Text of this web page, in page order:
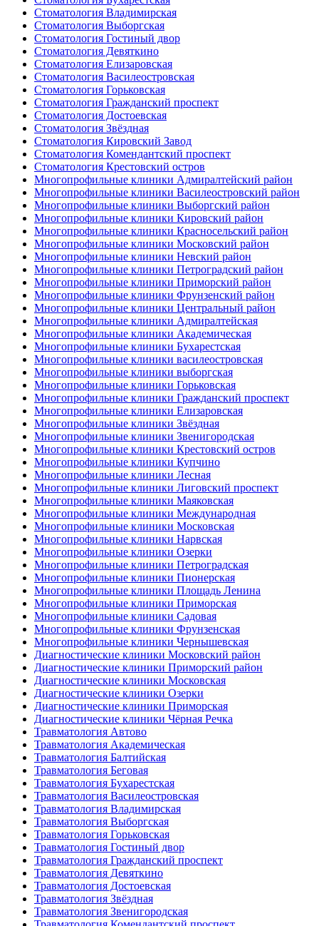
Стоматология Владимирская
Стоматология Выборгская
Стоматология Гостиный двор
Стоматология Девяткино
Стоматология Елизаровская
Стоматология Василеостровская
Стоматология Горьковская
Стоматология Гражданский проспект
Стоматология Достоевская
Стоматология Звёздная
Стоматология Кировский Завод
Стоматология Комендантский проспект
Стоматология Крестовский остров
Многопрофильные клиники Адмиралтейский район
Многопрофильные клиники Василеостровский район
Многопрофильные клиники Выборгский район
Многопрофильные клиники Кировский район
Многопрофильные клиники Красносельский район
Многопрофильные клиники Московский район
Многопрофильные клиники Невский район
Многопрофильные клиники Петроградский район
Многопрофильные клиники Приморский район
Многопрофильные клиники Фрунзенский район
Многопрофильные клиники Центральный район
Многопрофильные клиники Адмиралтейская
Многопрофильные клиники Академическая
Многопрофильные клиники Бухарестская
Многопрофильные клиники василеостровская
Многопрофильные клиники выборгская
Многопрофильные клиники Горьковская
Многопрофильные клиники Гражданский проспект
Многопрофильные клиники Елизаровская
Многопрофильные клиники Звёздная
Многопрофильные клиники Звенигородская
Многопрофильные клиники Крестовский остров
Многопрофильные клиники Купчино
Многопрофильные клиники Лесная
Многопрофильные клиники Лиговский проспект
Многопрофильные клиники Маяковская
Многопрофильные клиники Международная
Многопрофильные клиники Московская
Многопрофильные клиники Нарвская
Многопрофильные клиники Озерки
Многопрофильные клиники Петроградская
Многопрофильные клиники Пионерская
Многопрофильные клиники Площадь Ленина
Многопрофильные клиники Приморская
Многопрофильные клиники Садовая
Многопрофильные клиники Фрунзенская
Многопрофильные клиники Чернышевская
Диагностические клиники Московский район
Диагностические клиники Приморский район
Диагностические клиники Московская
Диагностические клиники Озерки
Диагностические клиники Приморская
Диагностические клиники Чёрная Речка
Травматология Автово
Травматология Академическая
Травматология Балтийская
Травматология Беговая
Травматология Бухарестская
Травматология Василеостровская
Травматология Владимирская
Травматология Выборгская
Травматология Горьковская
Травматология Гостиный двор
Травматология Гражданский проспект
Травматология Девяткино
Травматология Достоевская
Травматология Звёздная
Травматология Звенигородская